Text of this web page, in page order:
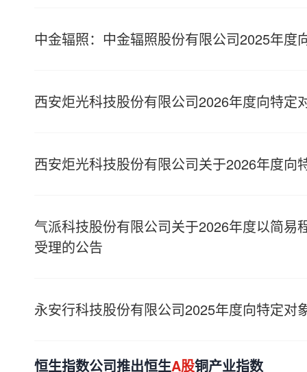
中金辐照：中金辐照股份有限公司2025年度
西安炬光科技股份有限公司2026年度向特定
西安炬光科技股份有限公司关于2026年度向
气派科技股份有限公司关于2026年度以简易
受理的公告
永安行科技股份有限公司2025年度向特定对
恒生指数公司推出恒生A股铜产业指数